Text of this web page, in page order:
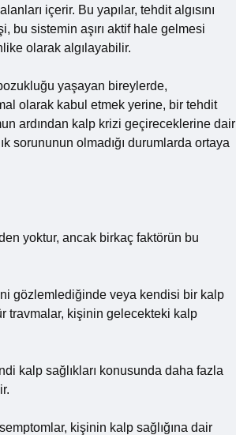
içerir. Bu yapılar, tehdit algısını
bu sistemin aşırı aktif hale gelmesi
olarak algılayabilir.
yaşayan bireylerde,
olarak kabul etmek yerine, bir tehdit
ardından kalp krizi geçireceklerine dair
sorununun olmadığı durumlarda ortaya
yoktur, ancak birkaç faktörün bu
gözlemlediğinde veya kendisi bir kalp
travmalar, kişinin gelecekteki kalp
kalp sağlıkları konusunda daha fazla
kişinin kalp sağlığına dair